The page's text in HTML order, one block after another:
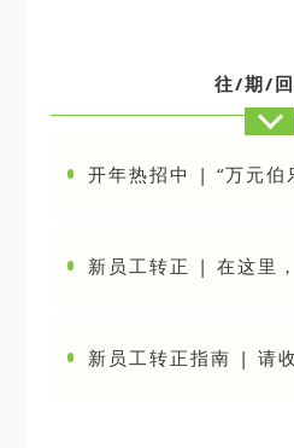
往/期/
开年热招中 | “万元伯
新员工转正 | 在这里
新员工转正指南 | 请